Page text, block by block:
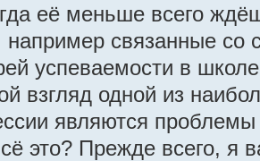
её меньше всего
связанные со
успеваемости в
взгляд одной из
являются
это? Прежде всего, я